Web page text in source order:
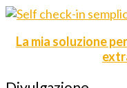
La mia soluzione